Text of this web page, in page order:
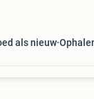
als nieuw